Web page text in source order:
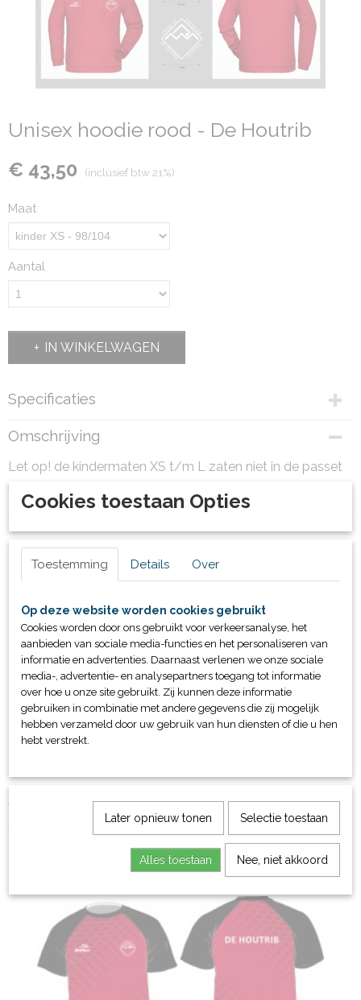
Unisex hoodie rood - De Houtrib
€ 43,50 (inclusief btw 21%)
Maat
Aantal
IN WINKELWAGEN
Specificaties
Productcode
41947.DeHoutrib'26
Bruto gewicht
Omschrijving
Let op! de kindermaten XS t/m L zaten niet in de passet
maar kunnen wel besteld worden.
Ook interessant
Waterpolo zwembroek - De Houtrib
Cookies toestaan Opties
Toestemming Details Over
Op deze website worden cookies gebruikt
Cookies worden door ons gebruikt voor verkeersanalyse, het
aanbieden van sociale media-functies en het personaliseren van
informatie en advertenties. Daarnaast verlenen we onze sociale
media-, advertentie- en analysepartners toegang tot informatie
over hoe u onze site gebruikt. Zij kunnen deze informatie
gebruiken in combinatie met andere gegevens die zij mogelijk
hebben verzameld door uw gebruik van hun diensten of die u hen
hebt verstrekt.
Later opnieuw tonen Selectie toestaan
Alles toestaan Nee, niet akkoord